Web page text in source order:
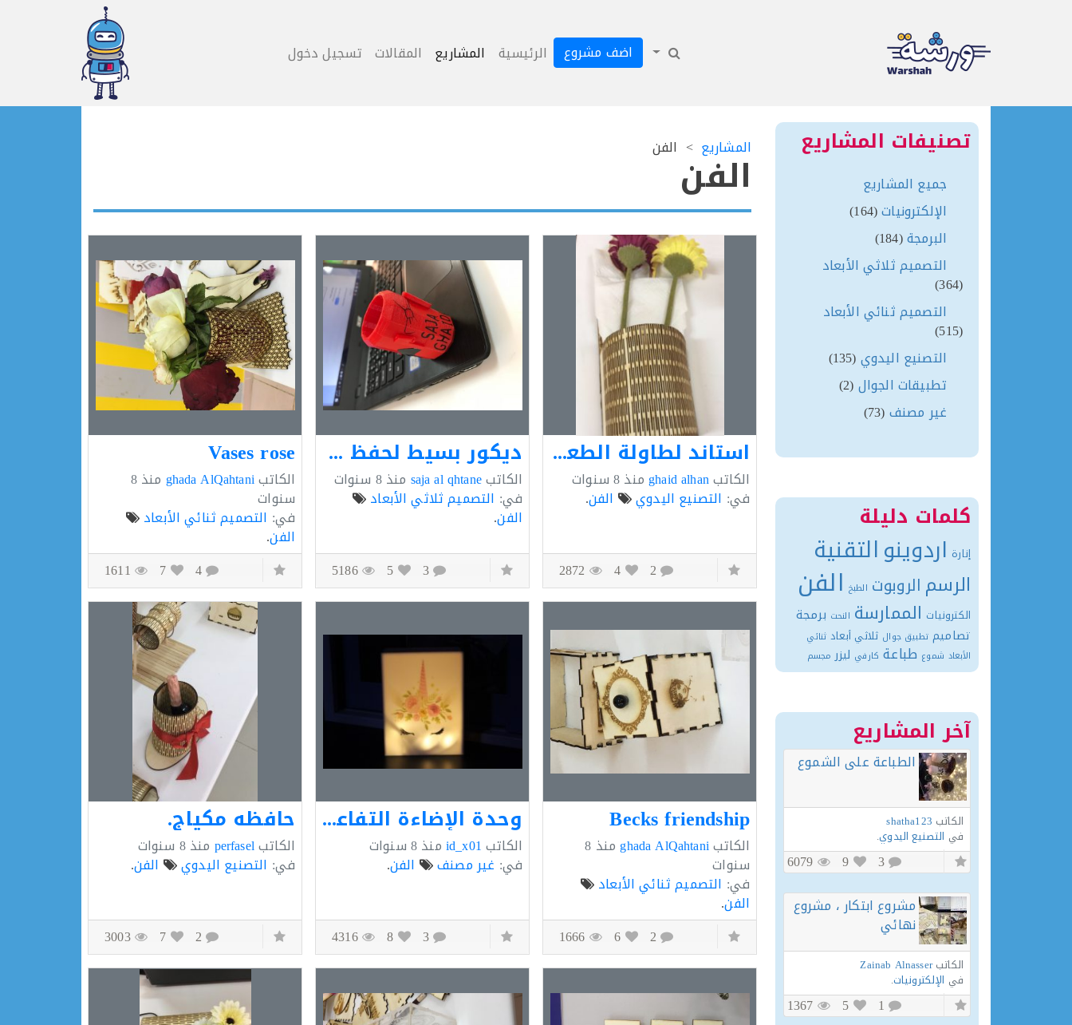
اضف مشروع الرئيسية المشاريع المقالات تسجيل دخول
Skip
المشاريع الفن الفن
استاند لطاولة الطعام
الكاتبghaid alhanمنذ8 سنوات
في: التصنيع اليدوي الفن.
2
ديكور بسيط لحفظ *Pins
الكاتبsaja al qhtane منذ8 سنوات
في: التصميم ثلاثي الأبعاد
الفن.
3
5186
Vases rose
الكاتبghada AlQahtani منذ8
سنوات
في: التصميم ثنائي الأبعاد
الفن.
4
Becks friendship
الكاتبghada AlQahtani منذ 8
سنوات
في: التصميم ثنائي الأبعاد
الفن.
2
وحدة الإضاءة التفاعلية
الكاتبid_x01منذ8 سنوات
في: غير مصنف الفن.
3
4316
حافظه مكياج.
الكاتبperfasel منذ8 سنوات
في: التصنيع اليدوي الفن.
2
3003
تصنيفات المشاريع
جميع المشاريع
الإلكترونيات(164)
البرمجة(184)
التصميم ثلاثي الأبعاد
(364)
التصميم ثنائي الأبعاد
(515)
التصنيع اليدوي(135)
تطبيقات الجوال(2)
غير مصنف(73)
كلمات دليلة
إنارة اردوينوالتقنية
الرسم الروبوت الطبخ الفن
الكترونيات الممارسة النحت برمجة
تصاميم تطبيق جوال ثلاثي أبعاد ثنائي
الأبعاد شموع طباعة كارفي ليزر مجسم
آخر المشاريع
الطباعة على الشموع
الكاتب shatha123
في التصنيع اليدوي.
3
مشروع ابتكار ، مشروع
نهائي
الكاتبZainab Alnasser
في الإلكترونيات.
1